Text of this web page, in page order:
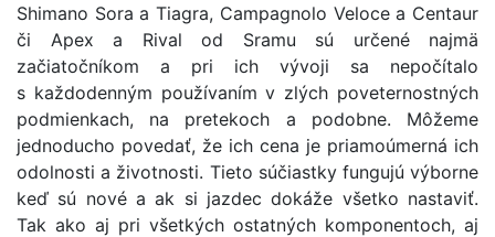
Shimano Sora a Tiagra, Campagnolo Veloce a Centaur
či Apex a Rival od Sramu sú určené najmä
začiatočníkom a pri ich vývoji sa nepočítalo
s každodenným používaním v zlých poveternostných
podmienkach, na pretekoch a podobne. Môžeme
jednoducho povedať, že ich cena je priamoúmerná ich
odolnosti a životnosti. Tieto súčiastky fungujú výborne
keď sú nové a ak si jazdec dokáže všetko nastaviť.
Tak ako aj pri všetkých ostatných komponentoch, aj